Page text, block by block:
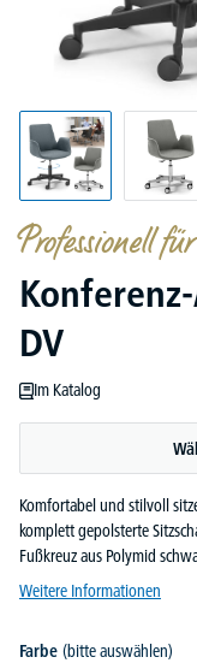
Professionell
DV
Im Katalog
Komfortabel und stilvoll
komplett gepolsterte
Fußkreuz aus Polymid
Weitere Informationen
Farbe (bitte auswählen)